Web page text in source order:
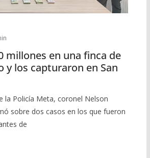
millones en una finca de
y los capturaron en San
la Policía Meta, coronel Nelson
sobre dos casos en los que fueron
de